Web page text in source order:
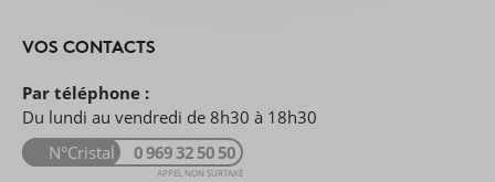
VOS CONTACTS
Par téléphone :
Du lundi au vendredi de 8h30 à 18h30
N°Cristal
0 969 32 50 50
APPEL NON SURTAXÉ